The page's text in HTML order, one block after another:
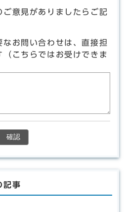
ご意見がありましたらご記
なお問い合わせは、直接担
こちらではお受けできま
確認
記事